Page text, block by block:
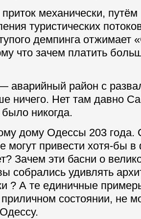
механически, путём
туристических
демпинга отжимает
что зачем платить
аварийный район с
ничего. Нет там давно
никогда.
дому Одессы 203 года.
могут привести хотя-бы
Зачем эти басни о
собрались удивлять
? А те единичные
состоянии, не